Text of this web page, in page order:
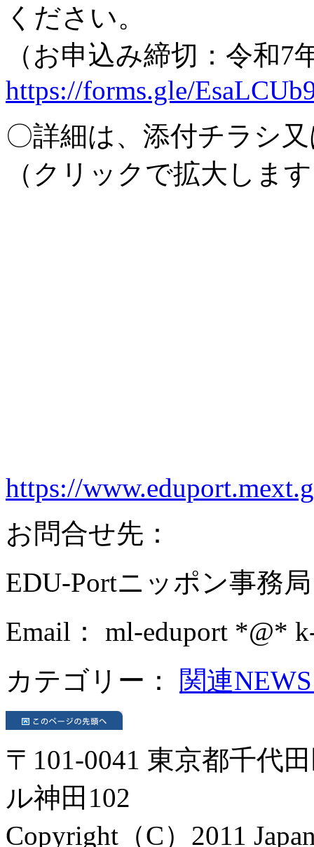
ください。
（お申込み締切：令和7
https://forms.gle/
〇詳細は、添付チラシ
（クリックで拡大しま
https://
お問合せ先：
EDU-Portニッポン事務局
Email： ml-eduport *@*
カテゴリー： 関連
〒101-0041 東京都千代
ル神田102
Copyright（C）2011